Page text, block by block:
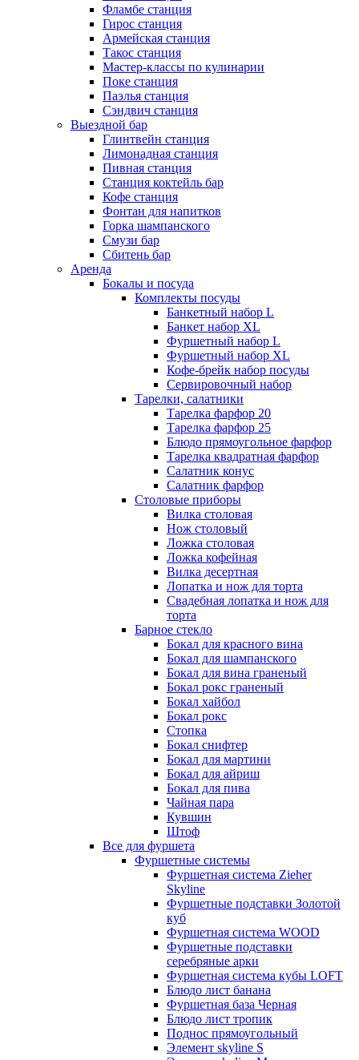
Фламбе станция
Гирос станция
Армейская станция
Такос станция
Мастер-классы по кулинарии
Поке станция
Паэлья станция
Сэндвич станция
Выездной бар
Глинтвейн станция
Лимонадная станция
Пивная станция
Станция коктейль бар
Кофе станция
Фонтан для напитков
Горка шампанского
Смузи бар
Сбитень бар
Аренда
Бокалы и посуда
Комплекты посуды
Банкетный набор L
Банкет набор XL
Фуршетный набор L
Фуршетный набор ХL
Кофе-брейк набор посуды
Сервировочный набор
Тарелки, салатники
Тарелка фарфор 20
Тарелка фарфор 25
Блюдо прямоугольное фарфор
Тарелка квадратная фарфор
Салатник конус
Салатник фарфор
Столовые приборы
Вилка столовая
Нож столовый
Ложка столовая
Ложка кофейная
Вилка десертная
Лопатка и нож для торта
Свадебная лопатка и нож для
торта
Барное стекло
Бокал для красного вина
Бокал для шампанского
Бокал для вина граненый
Бокал рокс граненый
Бокал хайбол
Бокал рокс
Стопка
Бокал снифтер
Бокал для мартини
Бокал для айриш
Бокал для пива
Чайная пара
Кувшин
Штоф
Все для фуршета
Фуршетные системы
Фуршетная система Zieher
Skyline
Фуршетные подставки Золотой
куб
Фуршетная система WOOD
Фуршетные подставки
серебряные арки
Фуршетная система кубы LOFT
Блюдо лист банана
Фуршетная база Черная
Блюдо лист тропик
Поднос прямоугольный
Элемент skyline S